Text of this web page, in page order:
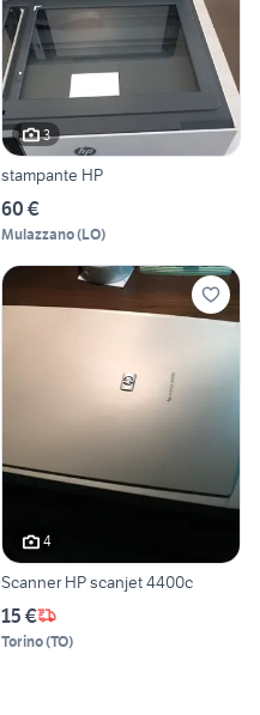
3
stampante HP
60 €
Mulazzano(LO)
4
Scanner HP scanjet 4400c
15 €
Torino(TO)